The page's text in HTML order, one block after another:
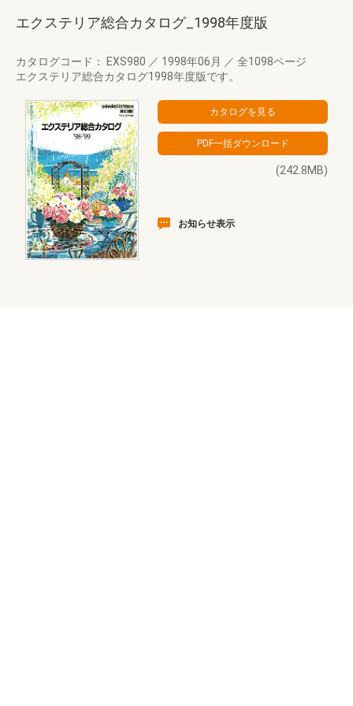
エクステリア総合カタログ_1998年度版
カタログコード： EXS980 ／ 1998年06月 ／ 全1098ページ
エクステリア総合カタログ1998年度版です。
(242.8MB)
お知らせ表示